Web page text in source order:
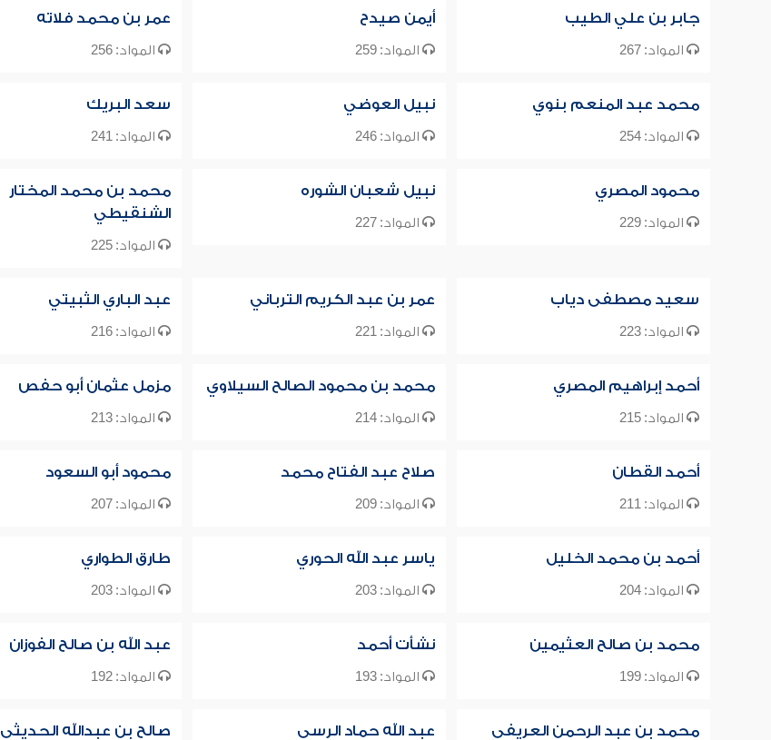
جابر بن علي الطيب
المواد: 267
أيمن صيدح
المواد: 259
عمر بن محمد فلاته
المواد: 256
محمد عبد المنعم بنوي
المواد: 254
نبيل العوضي
المواد: 246
سعد البريك
المواد: 241
محمود المصري
المواد: 229
نبيل شعبان الشوره
المواد: 227
محمد بن محمد المختار
الشنقيطي
المواد: 225
سعيد مصطفى دياب
المواد: 223
عمر بن عبد الكريم الترباني
المواد: 221
عبد الباري الثبيتي
المواد: 216
أحمد إبراهيم المصري
المواد: 215
محمد بن محمود الصالح السيلاوي
المواد: 214
مزمل عثمان أبو حفص
المواد: 213
أحمد القطان
المواد: 211
صلاح عبد الفتاح محمد
المواد: 209
محمود أبو السعود
المواد: 207
أحمد بن محمد الخليل
المواد: 204
ياسر عبد الله الحوري
المواد: 203
طارق الطواري
المواد: 203
محمد بن صالح العثيمين
المواد: 199
نشأت أحمد
المواد: 193
عبد الله بن صالح الفوزان
المواد: 192
محمد بن عبد الرحمن العريفي عبد الله حماد الرسي صالح بن عبدالله الحديثي